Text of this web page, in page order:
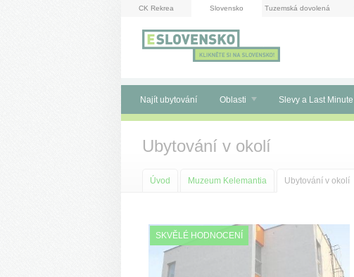
CK Rekrea Slovensko Tuzemská dovolená
Najít ubytování Oblasti Slevy a Last Minute
Ubytování v okolí
Úvod Muzeum Kelemantia Ubytování v okolí
SKVĚLÉ HODNOCENÍ